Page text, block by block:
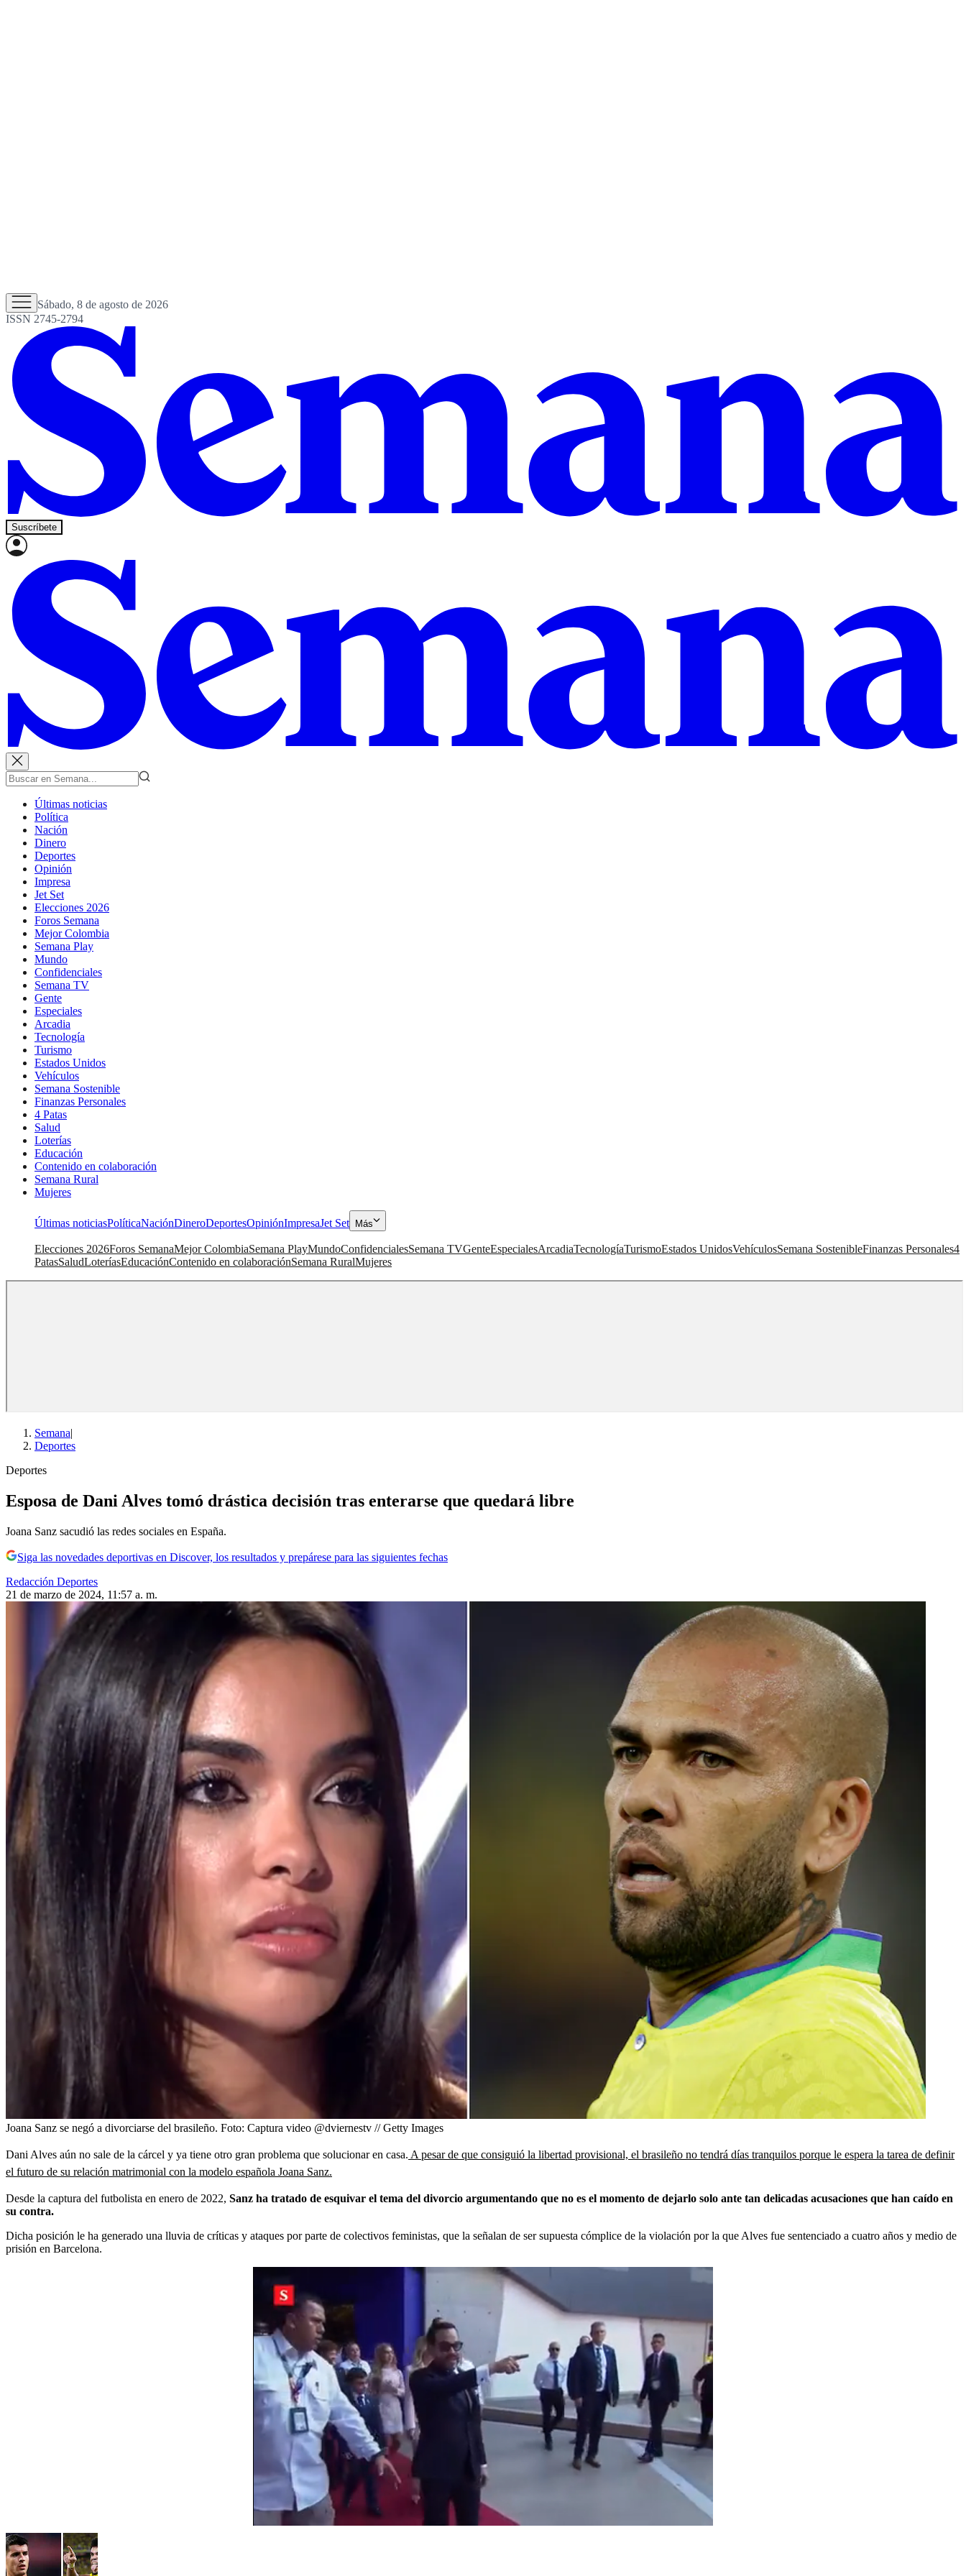
Sábado, 8 de agosto de 2026
ISSN 2745-2794
Suscríbete
Últimas noticias
Política
Nación
Dinero
Deportes
Opinión
Impresa
Jet Set
Elecciones 2026
Foros Semana
Mejor Colombia
Semana Play
Mundo
Confidenciales
Semana TV
Gente
Especiales
Arcadia
Tecnología
Turismo
Estados Unidos
Vehículos
Semana Sostenible
Finanzas Personales
4 Patas
Salud
Loterías
Educación
Contenido en colaboración
Semana Rural
Mujeres
Últimas noticiasPolíticaNaciónDineroDeportesOpiniónImpresaJet Set Más
Elecciones 2026Foros SemanaMejor ColombiaSemana PlayMundoConfidencialesSemana TVGenteEspecialesArcadiaTecnologíaTurismoEstados UnidosVehículosSemana SostenibleFinanzas Personales4
PatasSaludLoteríasEducaciónContenido en colaboraciónSemana RuralMujeres
Semana|
Deportes
Deportes
Esposa de Dani Alves tomó drástica decisión tras enterarse que quedará libre
Joana Sanz sacudió las redes sociales en España.
Siga las novedades deportivas en Discover, los resultados y prepárese para las siguientes fechas
Redacción Deportes
21 de marzo de 2024, 11:57 a. m.
Joana Sanz se negó a divorciarse del brasileño. Foto: Captura video @dviernestv // Getty Images
Dani Alves aún no sale de la cárcel y ya tiene otro gran problema que solucionar en casa. A pesar de que consiguió la libertad provisional, el brasileño no tendrá días tranquilos porque le espera la tarea de definir
el futuro de su relación matrimonial con la modelo española Joana Sanz.
Desde la captura del futbolista en enero de 2022, Sanz ha tratado de esquivar el tema del divorcio argumentando que no es el momento de dejarlo solo ante tan delicadas acusaciones que han caído en
su contra.
Dicha posición le ha generado una lluvia de críticas y ataques por parte de colectivos feministas, que la señalan de ser supuesta cómplice de la violación por la que Alves fue sentenciado a cuatro años y medio de
prisión en Barcelona.